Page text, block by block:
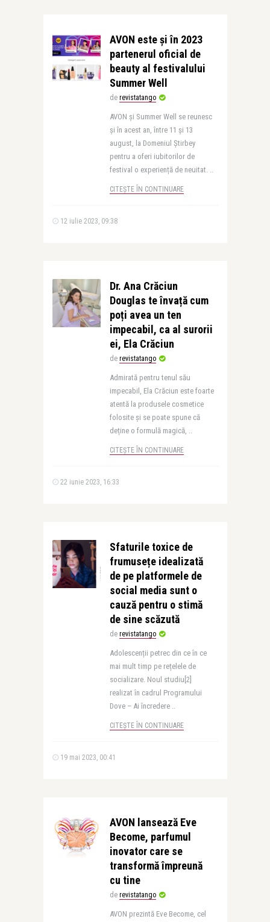
AVON este și în 2023
partenerul oficial de
beauty al festivalului
Summer Well
de revistatango
AVON și Summer Well se reunesc
și în acest an, între 11 și 13
august, la Domeniul Știrbey
pentru a oferi iubitorilor de
festival o experiență de neuitat. ..
CITEȘTE ÎN CONTINUARE
12 iulie 2023, 09:38
Dr. Ana Crăciun
Douglas te învață cum
poți avea un ten
impecabil, ca al surorii
ei, Ela Crăciun
de revistatango
Admirată pentru tenul său
impecabil, Ela Crăciun este foarte
atentă la produsele cosmetice
folosite și se poate spune că
deține o formulă magică, ..
CITEȘTE ÎN CONTINUARE
22 iunie 2023, 16:33
Sfaturile toxice de
frumusețe idealizată
de pe platformele de
social media sunt o
cauză pentru o stimă
de sine scăzută
de revistatango
Adolescenții petrec din ce în ce
mai mult timp pe rețelele de
socializare. Noul studiu[2]
realizat în cadrul Programului
Dove – Ai încredere ..
CITEȘTE ÎN CONTINUARE
19 mai 2023, 00:41
AVON lansează Eve
Become, parfumul
inovator care se
transformă împreună
cu tine
de revistatango
AVON prezintă Eve Become, cel